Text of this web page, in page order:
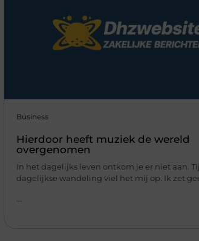
Business
Hierdoor heeft muziek de wereld
overgenomen
In het dagelijks leven ontkom je er niet aan.
dagelijkse wandeling viel het mij op. Ik zet